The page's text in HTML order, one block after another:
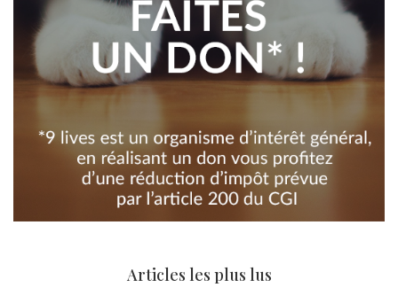
Articles les plus lus